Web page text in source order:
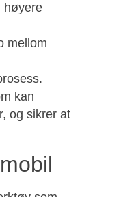
høyere
mellom
kan
og sikrer at